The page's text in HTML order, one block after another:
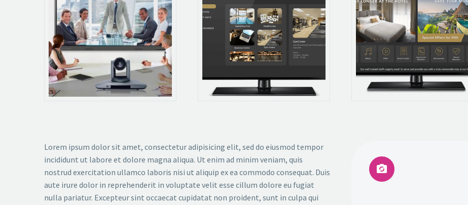
Lorem ipsum dolor sit amet, consectetur adipisicing elit, sed do eiusmod tempor
incididunt ut labore et dolore magna aliqua. Ut enim ad minim veniam, quis
nostrud exercitation ullamco laboris nisi ut aliquip ex ea commodo consequat. Duis
aute irure dolor in reprehenderit in voluptate velit esse cillum dolore eu fugiat
nulla pariatur. Excepteur sint occaecat cupidatat non proident, sunt in culpa qui

